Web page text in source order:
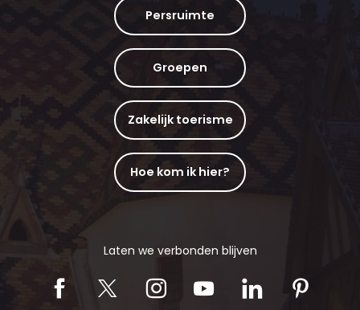
Persruimte
Groepen
Zakelijk toerisme
Hoe kom ik hier?
Laten we verbonden blijven